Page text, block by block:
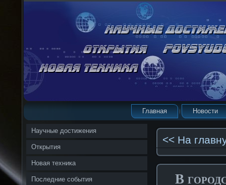
Главная Новости
Научные достижения
Открытия
Новая техника
Последние события
<< На
В